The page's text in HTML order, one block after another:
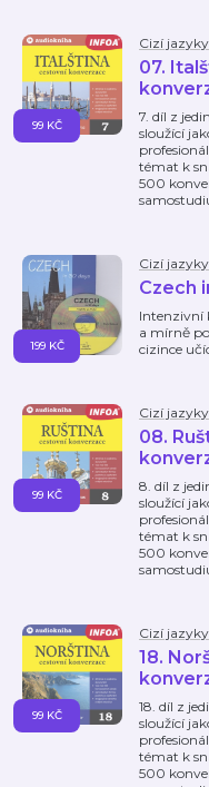
Cizí jazyky
07.
7. díl z
sloužící
témat k
500
99 KČ
Cizí jazyky
Czech
Intenzivní
a mírně
cizince
199 KČ
Cizí jazyky
08.
8. díl z
sloužící
témat k
500
99 KČ
Cizí jazyky
18.
18. díl z
sloužící
témat k
500
99 KČ